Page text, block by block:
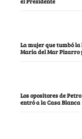
La mujer que tumbó
María del Mar Pizarro
Los opositores de
entró a la Casa Blanca